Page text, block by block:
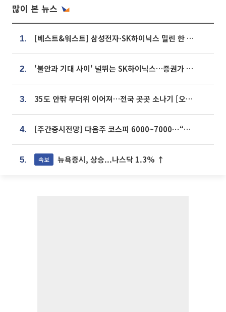
많이 본 뉴스
1. [베스트&워스트] 삼성전자·SK하이닉스 밀린 한 주…상상인증권은 85% 급등
2. '불안과 기대 사이' 널뛰는 SK하이닉스…증권가 "HBM4·LTA 기반 펀터멘털 견고"
3. 35도 안팎 무더위 이어져…전국 곳곳 소나기 [오늘 날씨]
4. [주간증시전망] 다음주 코스피 6000~7000⋯“外人 수급은 정책이 변수”
5. 속보 뉴욕증시, 상승...나스닥 1.3% ↑